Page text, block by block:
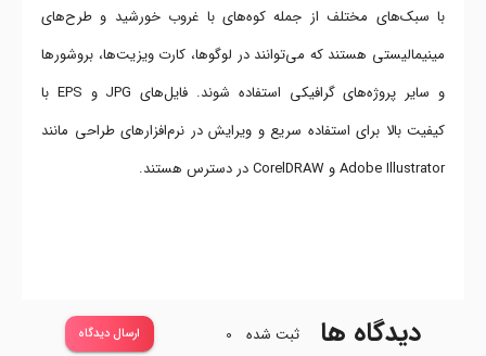
با سبک‌های مختلف از جمله کوه‌های با غروب خورشید و طرح‌های
مینیمالیستی هستند که می‌توانند در لوگوها، کارت ویزیت‌ها، بروشورها
و سایر پروژه‌های گرافیکی استفاده شوند. فایل‌های JPG و EPS با
کیفیت بالا برای استفاده سریع و ویرایش در نرم‌افزارهای طراحی مانند
Adobe Illustrator و CorelDRAW در دسترس هستند.
دیدگاه ها ثبت شده 0 ارسال دیدگاه